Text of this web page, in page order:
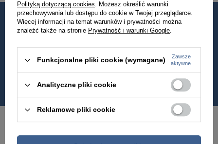
Od 2010
Jakość
premium
Wysyłka nawet
Darmowa dostawa
Newsletter
Polityką dotyczącą cookies. Możesz określić warunki
przechowywania lub dostępu do cookie w Twojej przeglądarce.
Więcej informacji na temat warunków i prywatności można
znaleźć także na stronie Prywatność i warunki Google.
Funkcjonalne pliki cookie (wymagane)
Zawsze
aktywne
Analityczne pliki cookie
Reklamowe pliki cookie